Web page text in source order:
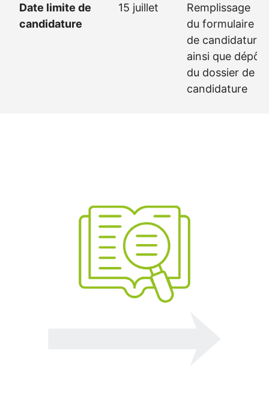
Date limite de
candidature
15 juillet
Remplissage
du formulaire
de candidature
ainsi que dépôt
du dossier de
candidature